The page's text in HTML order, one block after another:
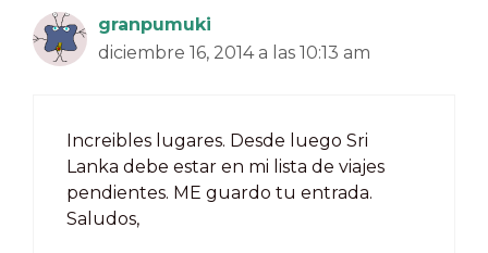
granpumuki
diciembre 16, 2014 a las 10:13 am
Increibles lugares. Desde luego Sri
Lanka debe estar en mi lista de viajes
pendientes. ME guardo tu entrada.
Saludos,